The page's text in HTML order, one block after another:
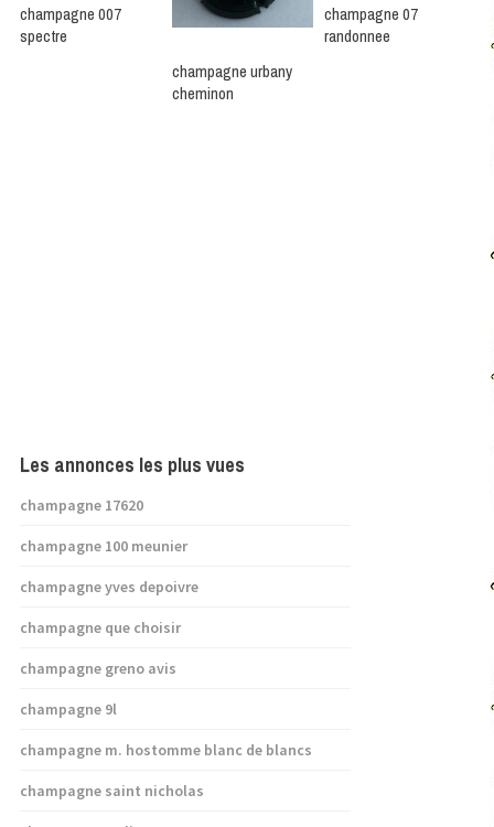
champagne 007
spectre
champagne urbany
cheminon
champagne 07
randonnee
Les annonces les plus vues
champagne 17620
champagne 100 meunier
champagne yves depoivre
champagne que choisir
champagne greno avis
champagne 9l
champagne m. hostomme blanc de blancs
champagne saint nicholas